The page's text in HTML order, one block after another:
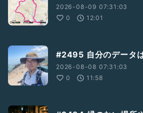
2026-08-09 07:31:03
0
12:01
#2495 自分のデータ
2026-08-08 07:31:03
0
11:58